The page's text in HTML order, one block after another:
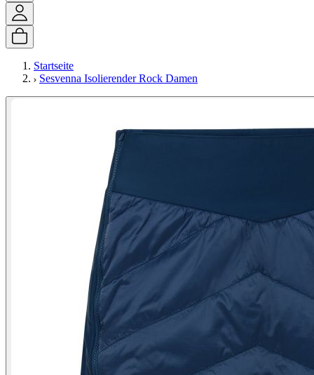
Startseite
Sesvenna Isolierender Rock Damen